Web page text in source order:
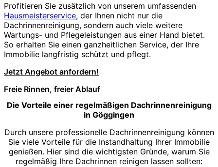
Profitieren Sie zusätzlich von unserem umfassenden
Hausmeisterservice, der Ihnen nicht nur die
Dachrinnenreinigung, sondern auch viele weitere
Wartungs- und Pflegeleistungen aus einer Hand bietet.
So erhalten Sie einen ganzheitlichen Service, der Ihre
Immobilie langfristig schützt und pflegt.
Jetzt Angebot anfordern!
Freie Rinnen, freier Ablauf
Die Vorteile einer regelmäßigen Dachrinnenreinigung
in Göggingen
Durch unsere professionelle Dachrinnenreinigung können
Sie viele Vorteile für die Instandhaltung Ihrer Immobilie
genießen. Hier sind die wichtigsten Gründe, warum Sie
regelmäßig Ihre Dachrinnen reinigen lassen sollten: